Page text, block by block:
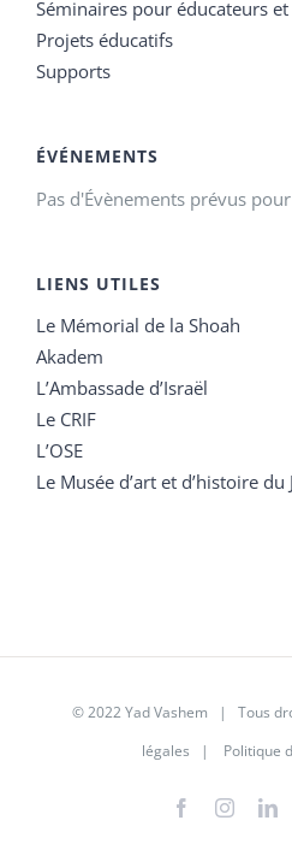
Séminaires pour éducateurs
Projets éducatifs
Supports
ÉVÉNEMENTS
Pas d'Évènements prévus
LIENS UTILES
Le Mémorial de la Shoah
Akadem
L’Ambassade d’Israël
Le CRIF
L’OSE
Le Musée d’art et d’histoire du
© 2022 Yad Vashem | Tous
légales | Politique
Facebook